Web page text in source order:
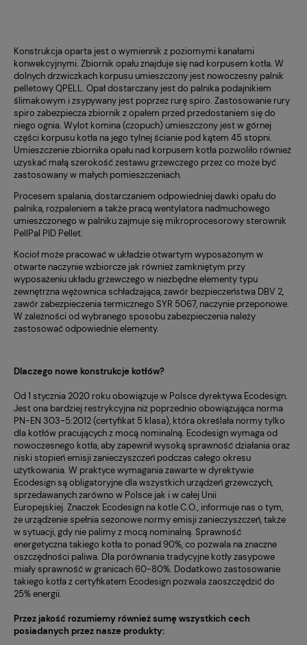
Konstrukcja oparta jest o wymiennik z poziomymi kanałami
konwekcyjnymi. Zbiornik opału znajduje się nad korpusem kotła. W
dolnych drzwiczkach korpusu umieszczony jest nowoczesny palnik
pelletowy QPELL. Opał dostarczany jest do palnika podajnikiem
ślimakowym i zsypywany jest poprzez rurę spiro. Zastosowanie rury
spiro zabezpiecza zbiornik z opałem przed przedostaniem się do
niego ognia. Wylot komina (czopuch) umieszczony jest w górnej
części korpusu kotła na jego tylnej ścianie pod kątem 45 stopni.
Umieszczenie zbiornika opału nad korpusem kotła pozwoliło również
uzyskać małą szerokość zestawu grzewczego przez co może być
zastosowany w małych pomieszczeniach.
Procesem spalania, dostarczaniem odpowiedniej dawki opału do
palnika, rozpaleniem a także pracą wentylatora nadmuchowego
umieszczonego w palniku zajmuje się mikroprocesorowy sterownik
PellPal PID Pellet.
Kocioł może pracować w układzie otwartym wyposażonym w
otwarte naczynie wzbiorcze jak również zamkniętym przy
wyposażeniu układu grzewczego w niezbędne elementy typu
zewnętrzna wężownica schładzająca, zawór bezpieczeństwa DBV 2,
zawór zabezpieczenia termicznego SYR 5067, naczynie przeponowe.
W zależności od wybranego sposobu zabezpieczenia należy
zastosować odpowiednie elementy.
Dlaczego nowe konstrukcje kotłów?
Od 1 stycznia 2020 roku obowiązuje w Polsce dyrektywa Ecodesign.
Jest ona bardziej restrykcyjna niż poprzednio obowiązująca norma
PN-EN 303-5:2012 (certyfikat 5 klasa), która określała normy tylko
dla kotłów pracujących z mocą nominalną. Ecodesign wymaga od
nowoczesnego kotła, aby zapewnił wysoką sprawność działania oraz
niski stopień emisji zanieczyszczeń podczas całego okresu
użytkowania. W praktyce wymagania zawarte w dyrektywie
Ecodesign są obligatoryjne dla wszystkich urządzeń grzewczych,
sprzedawanych zarówno w Polsce jak i w całej Unii
Europejskiej. Znaczek Ecodesign na kotle C.O., informuje nas o tym,
że urządzenie spełnia sezonowe normy emisji zanieczyszczeń, także
w sytuacji, gdy nie palimy z mocą nominalną. Sprawność
energetyczna takiego kotła to ponad 90%, co pozwala na znaczne
oszczędności paliwa. Dla porównania tradycyjne kotły zasypowe
miały sprawność w granicach 60-80%. Dodatkowo zastosowanie
takiego kotła z certyfikatem Ecodesign pozwala zaoszczędzić do
25% energii.
Przez jakość rozumiemy również sumę wszystkich cech
posiadanych przez nasze produkty: